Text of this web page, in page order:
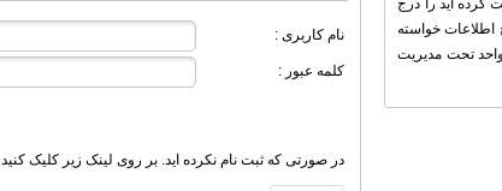
کرده اید را درج
اطلاعات خواسته
تحت مدیریت
نام کاربری :
کلمه عبور :
در صورتی که ثبت نام نکرده اید. بر روی لینک زیر کلیک کنید